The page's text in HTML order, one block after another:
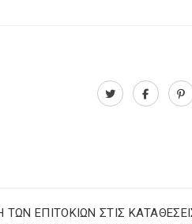
ΤΩΝ ΕΠΙΤΟΚΙΩΝ ΣΤΙΣ